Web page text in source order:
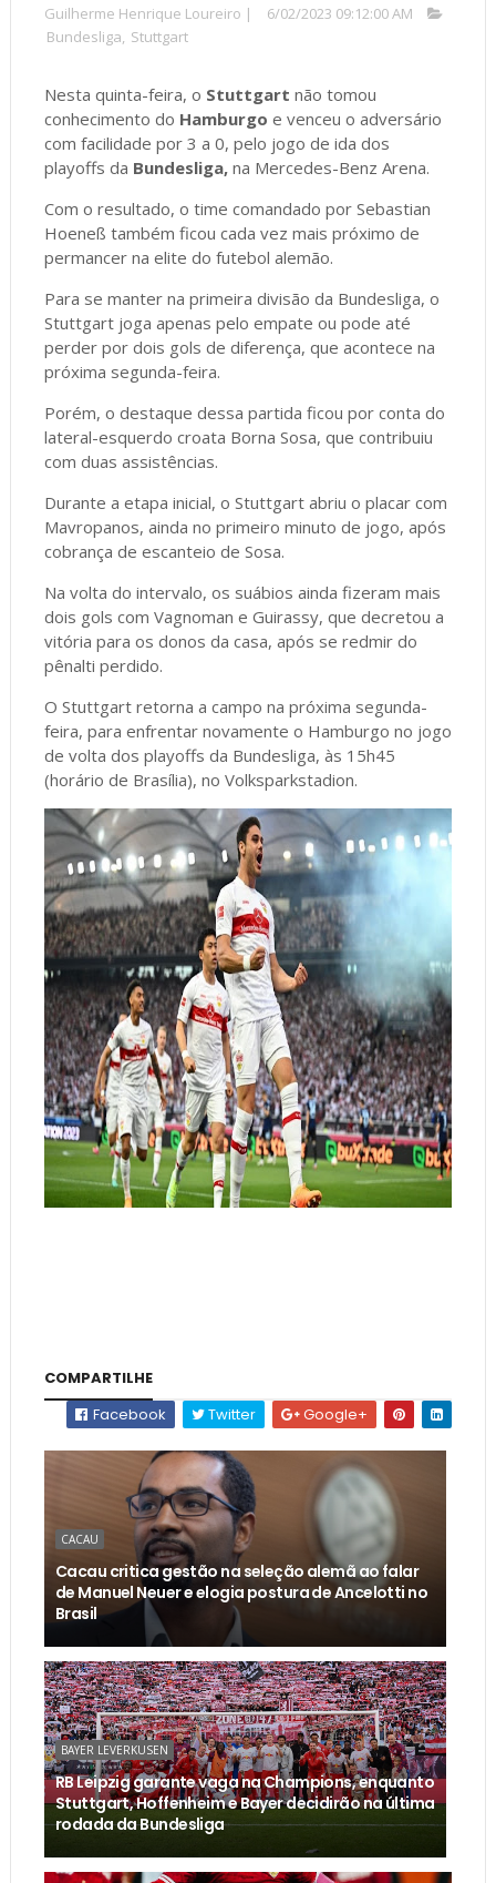
Guilherme Henrique Loureiro |
6/02/2023 09:12:00 AM
Bundesliga, Stuttgart
Nesta quinta-feira, o Stuttgart não tomou
conhecimento do Hamburgo e venceu o adversário
com facilidade por 3 a 0, pelo jogo de ida dos
playoffs da Bundesliga, na Mercedes-Benz Arena.
Com o resultado, o time comandado por Sebastian
Hoeneß também ficou cada vez mais próximo de
permancer na elite do futebol alemão.
Para se manter na primeira divisão da Bundesliga, o
Stuttgart joga apenas pelo empate ou pode até
perder por dois gols de diferença, que acontece na
próxima segunda-feira.
Porém, o destaque dessa partida ficou por conta do
lateral-esquerdo croata Borna Sosa, que contribuiu
com duas assistências.
Durante a etapa inicial, o Stuttgart abriu o placar com
Mavropanos, ainda no primeiro minuto de jogo, após
cobrança de escanteio de Sosa.
Na volta do intervalo, os suábios ainda fizeram mais
dois gols com Vagnoman e Guirassy, que decretou a
vitória para os donos da casa, após se redmir do
pênalti perdido.
O Stuttgart retorna a campo na próxima segunda-
feira, para enfrentar novamente o Hamburgo no jogo
de volta dos playoffs da Bundesliga, às 15h45
(horário de Brasília), no Volksparkstadion.
COMPARTILHE
Facebook
Twitter Google+
CACAU
Cacau critica gestão na seleção alemã ao falar
de Manuel Neuer e elogia postura de Ancelotti no
Brasil
BAYER LEVERKUSEN
RB Leipzig garante vaga na Champions, enquanto
Stuttgart, Hoffenheim e Bayer decidirão na última
rodada da Bundesliga